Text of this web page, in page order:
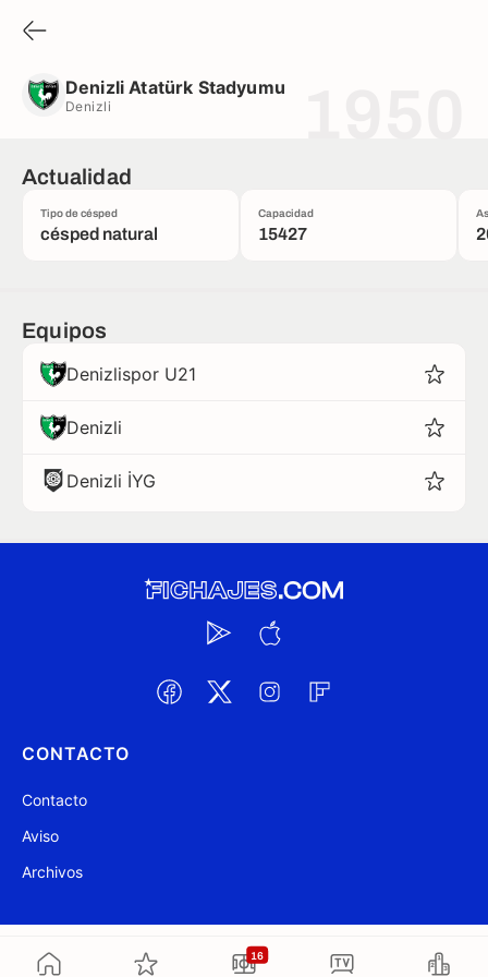
16
Denizli Atatürk Stadyumu
Denizli
Actualidad
Tipo de césped
césped natural
Capacidad
15427
Equipos
Denizlispor U21
Denizli
Denizli İYG
CONTACTO
Contacto
Aviso
Archivos